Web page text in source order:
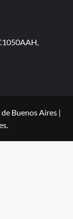
Buenos Aires |